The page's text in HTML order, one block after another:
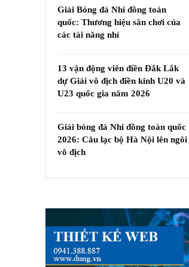
Giải Bóng đá Nhi đồng toàn
quốc: Thương hiệu sân chơi của
các tài năng nhí
13 vận động viên điền Đắk Lắk
dự Giải vô địch điền kinh U20 và
U23 quốc gia năm 2026
Giải bóng đá Nhi đồng toàn quốc
2026: Câu lạc bộ Hà Nội lên ngôi
vô địch